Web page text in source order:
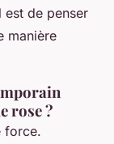
est de penser
manière
rose ?
force.